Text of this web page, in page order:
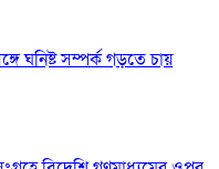
ঘনিষ্ট সম্পর্ক গড়তে চায়